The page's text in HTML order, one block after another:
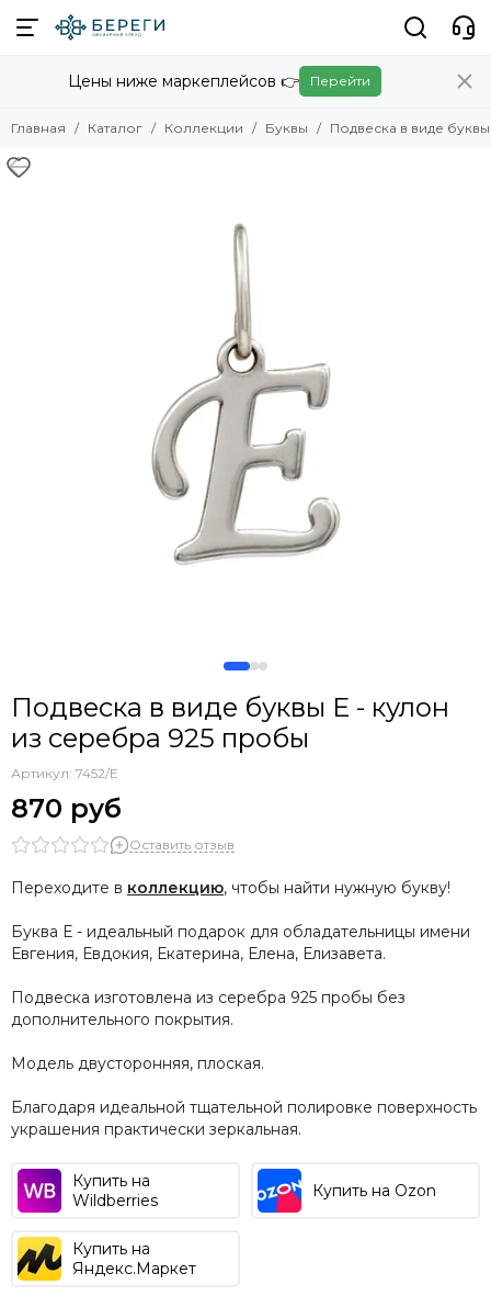
Коллекции
Смотреть все товары
Авторские украшения
Китайские знаки зодиака
Нумерология: магия чисел
Сакральная геометрия
Цены ниже маркеплейсов 👉 Перейти
Главная Каталог Коллекции Буквы Подвеска в виде
Подвеска в виде буквы Е - кулон
из серебра 925 пробы
Артикул: 7452/Е
870 руб
Оставить отзыв
Переходите в коллекцию, чтобы найти нужную букву!
Буква Е - идеальный подарок для обладательницы имени
Евгения, Евдокия, Екатерина, Елена, Елизавета.
Подвеска изготовлена из серебра 925 пробы без
дополнительного покрытия.
Модель двусторонняя, плоская.
Благодаря идеальной тщательной полировке поверхность
украшения практически зеркальная.
Купить на
Wildberries
Купить на Ozon
Купить на
Яндекс.Маркет